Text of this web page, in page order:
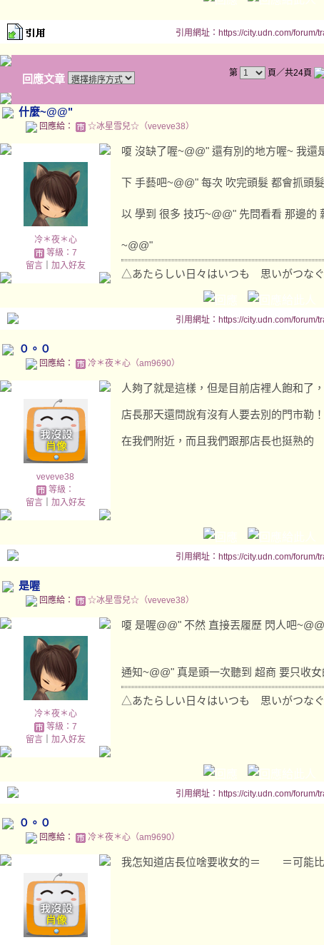
引用網址：https://city.udn.com/
回應文章 第 頁／共24頁
什麼~@@"
回應給： ☆冰星雪兒☆（veveve38）
冷＊夜＊心
等級：7
留言｜ 加入好友
嗄 沒缺了喔~@@" 還有別的地方喔~ 我還
下 手藝吧~@@" 每次 吹完頭髮 都會抓頭
以 學到 很多 技巧~@@" 先問看看 那邊的
~@@"
△あたらしい日々はいつも 思いがつな
引用網址：https://city.udn.com/
０。０
回應給： 冷＊夜＊心（am9690）
veveve38
等級：
留言｜ 加入好友
人夠了就是這樣，但是目前店裡人飽和
店長那天還問說有沒有人要去別的門市勒
在我們附近，而且我們跟那店長也挺熟的
引用網址：https://city.udn.com/
是喔
回應給： ☆冰星雪兒☆（veveve38）
冷＊夜＊心
等級：7
留言｜ 加入好友
嗄 是喔@@" 不然 直接丟履歷 閃人吧
通知~@@" 真是頭一次聽到 超商 要只收
△あたらしい日々はいつも 思いがつな
引用網址：https://city.udn.com/
０。０
回應給： 冷＊夜＊心（am9690）
我怎知道店長位啥要收女的＝ ＝可能比